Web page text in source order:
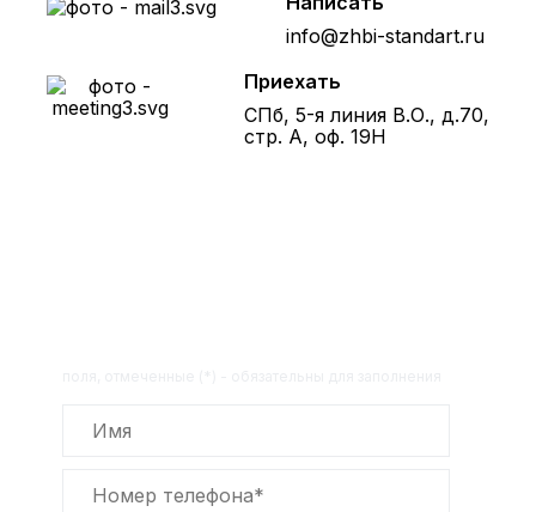
info@zhbi-standart.ru
Приехать
СПб, 5-я линия В.О., д.70,
стр. А, оф. 19Н